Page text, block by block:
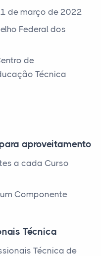
de março de 2022
Federal dos
de
Técnica
aproveitamento
a cada Curso
Componente
Técnica
Técnica de